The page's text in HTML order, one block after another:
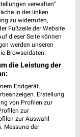
verwalten“
in der linken
zu widerrufen,
Fußzeile der Website
dieser Seite können
werden unseren
Browserdaten.
die Leistung der
Endgerät.
Erstellung
von Profilen zur
zur
zur Auswahl
Messung der